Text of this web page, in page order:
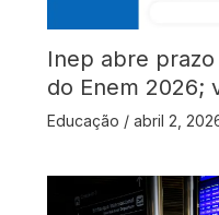
Inep abre
do Enem 2026;
Educação / abril 2,